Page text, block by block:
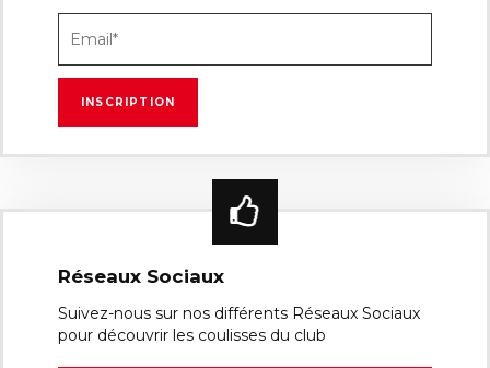
Réseaux Sociaux
Suivez-nous sur nos différents Réseaux Sociaux
pour découvrir les coulisses du club